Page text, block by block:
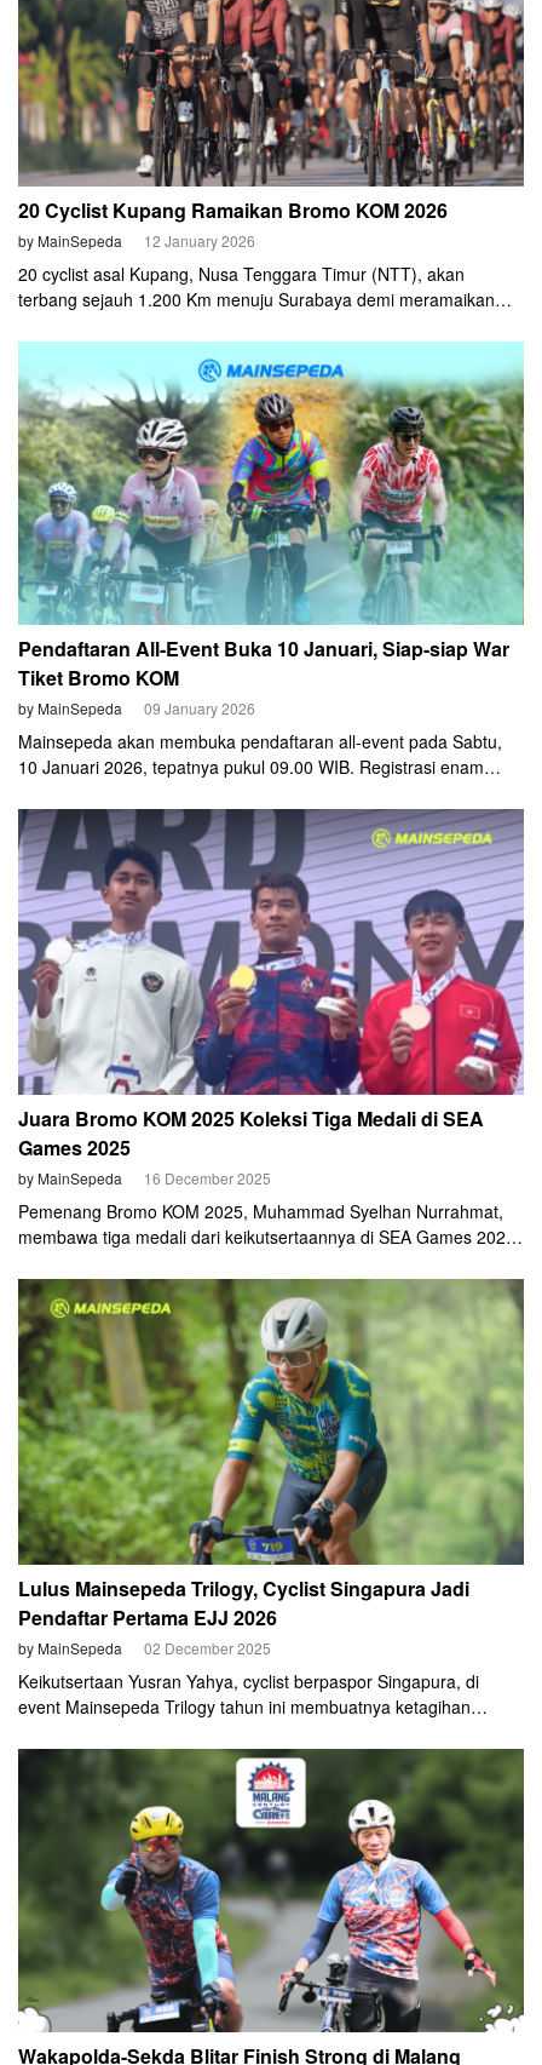
20 Cyclist Kupang Ramaikan Bromo KOM 2026
by MainSepeda 12 January 2026
20 cyclist asal Kupang, Nusa Tenggara Timur (NTT), akan
terbang sejauh 1.200 Km menuju Surabaya demi meramaikan
mendaftar langsung melalui Mainsepeda App.
Pendaftaran All-Event Buka 10 Januari, Siap-siap War
Tiket Bromo KOM
by MainSepeda 09 January 2026
Mainsepeda akan membuka pendaftaran all-event pada Sabtu,
10 Januari 2026, tepatnya pukul 09.00 WIB. Registrasi enam
Mainsepeda App.
Juara Bromo KOM 2025 Koleksi Tiga Medali di SEA
Games 2025
by MainSepeda 16 December 2025
Pemenang Bromo KOM 2025, Muhammad Syelhan Nurrahmat,
membawa tiga medali dari keikutsertaannya di SEA Games 2025,
perak pada nomor Men's Individual Road Race (IRR) dan Team
Road Race pada Selasa, 16 Desember 2025.
Lulus Mainsepeda Trilogy, Cyclist Singapura Jadi
Pendaftar Pertama EJJ 2026
by MainSepeda 02 December 2025
Keikutsertaan Yusran Yahya, cyclist berpaspor Singapura, di
event Mainsepeda Trilogy tahun ini membuatnya ketagihan
Sesuatu yang tak bisa ia temui di kampung halamannya. Ketika
pengumuman pendaftaran East Java Journey (EJJ) 2026 dirilis
pada Senin, 1 Desember 2025. Ia secara spontan mendaftar. Tak
tanggung-tanggung, Yusran mendaftar untuk kategori 1.500 Km.
Wakapolda-Sekda Blitar Finish Strong di Malang